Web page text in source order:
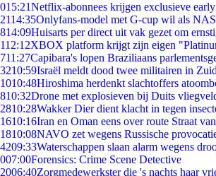
015:21Netflix-abonnees krijgen exclusieve
2114:35Onlyfans-model met G-cup wil als
814:09Huisarts per direct uit vak gezet om
112:12XBOX platform krijgt zijn eigen
711:27Capibara's lopen Braziliaans
3210:59Israël meldt dood twee militairen in
1010:48Hiroshima herdenkt slachtoffers
810:32Drone met explosieven bij Duits
2810:28Wakker Dier dient klacht in tegen
1610:16Iran en Oman eens over route Straat
1810:08NAVO zet wegens Russische
4209:33Waterschappen slaan alarm wegens
007:00Forensics: Crime Scene Detective
2006:40Zorgmedewerkster die 's nachts haar